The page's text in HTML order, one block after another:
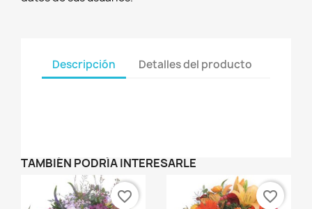
Descripción Detalles del producto
TAMBIÉN PODRÍA INTERESARLE
favorite_border favorite_border